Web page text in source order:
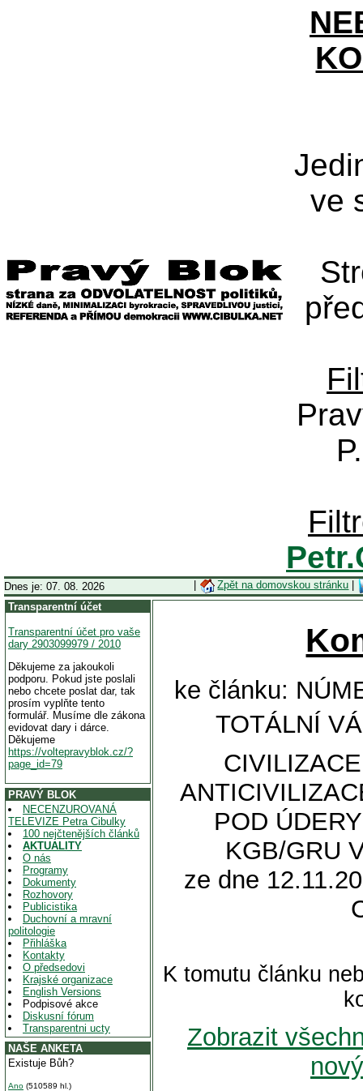
ve
Dnes je: 07. 08. 2026 Zpět na domovskou stránku
Transparentní účet
Transparentní účet pro vaše
dary 2903099979 / 2010
Děkujeme za jakoukoli
podporu. Pokud jste poslali
nebo chcete poslat dar, tak
prosím vyplňte tento
formulář. Musíme dle zákona
evidovat dary i dárce.
Děkujeme
https://voltepravyblok.cz/?
page_id=79
PRAVÝ BLOK
NECENZUROVANÁ
TELEVIZE Petra Cibulky
100 nejčtenějších článků
AKTUALITY
O nás
Programy
Dokumenty
Rozhovory
Publicistika
Duchovní a mravní
politologie
Přihláška
Kontakty
O předsedovi
Krajské organizace
English Versions
Podpisové akce
Diskusní fórum
Transparentni ucty
NAŠE ANKETA
Existuje Bůh?
Ano (510589 hl.)
ke článku:
TOTÁLNÍ
POD
KGB/GRU
ze dne
K tomutu článku
Zobrazit